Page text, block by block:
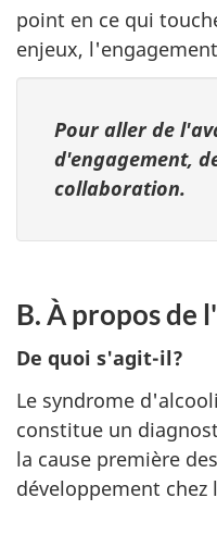
point en ce qui
enjeux,
Pour aller de
d'engagement,
collaboration.
B. À propos de
De quoi s'agit-il?
Le syndrome
constitue un
la cause première
développement chez